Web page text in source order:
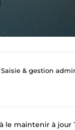
Saisie & gestion
le maintenir à jour